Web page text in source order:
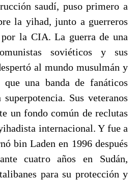
saudí, puso primero a
la yihad, junto a guerreros
la CIA. La guerra de una
soviéticos y sus
al mundo musulmán y
una banda de fanáticos
Sus veteranos
un fondo común de reclutas
internacional. Y fue a
bin Laden en 1996 después
cuatro años en Sudán,
para su protección y